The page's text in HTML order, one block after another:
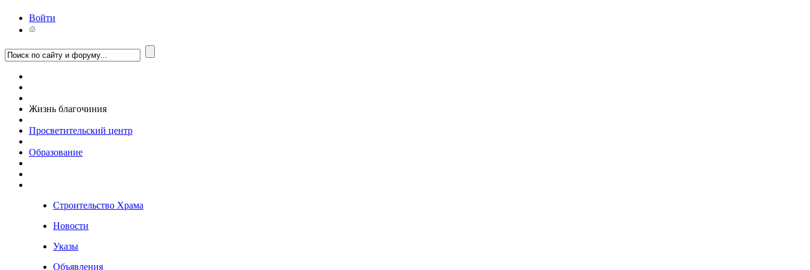
Войти
Жизнь благочиния
Просветительский центр
Образование
Строительство Храма
Новости
Указы
Объявления